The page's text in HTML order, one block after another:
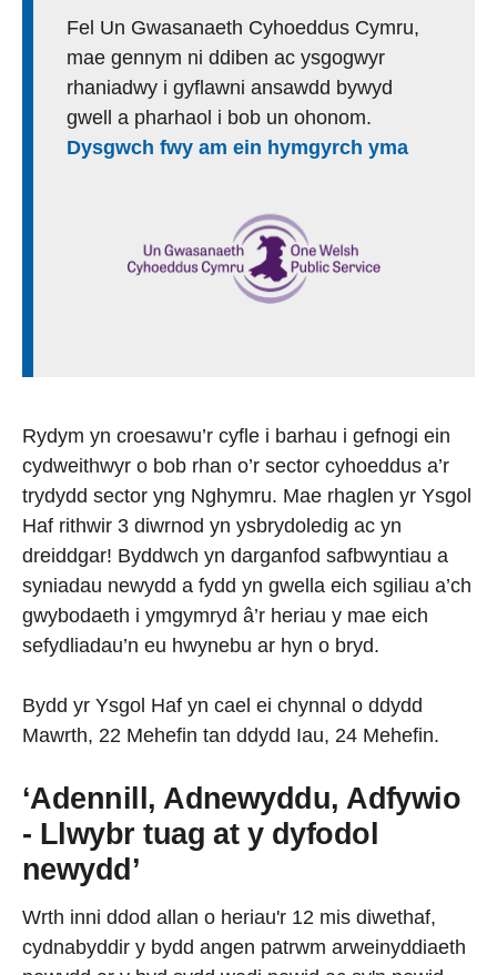
Fel Un Gwasanaeth Cyhoeddus Cymru,
mae gennym ni ddiben ac ysgogwyr
rhaniadwy i gyflawni ansawdd bywyd
gwell a pharhaol i bob un ohonom.
Dysgwch fwy am ein hymgyrch yma
Rydym yn croesawu’r cyfle i barhau i gefnogi ein
cydweithwyr o bob rhan o’r sector cyhoeddus a’r
trydydd sector yng Nghymru. Mae rhaglen yr Ysgol
Haf rithwir 3 diwrnod yn ysbrydoledig ac yn
dreiddgar! Byddwch yn darganfod safbwyntiau a
syniadau newydd a fydd yn gwella eich sgiliau a’ch
gwybodaeth i ymgymryd â’r heriau y mae eich
sefydliadau’n eu hwynebu ar hyn o bryd.
Bydd yr Ysgol Haf yn cael ei chynnal o ddydd
Mawrth, 22 Mehefin tan ddydd Iau, 24 Mehefin.
‘Adennill, Adnewyddu, Adfywio
- Llwybr tuag at y dyfodol
newydd’
Wrth inni ddod allan o heriau'r 12 mis diwethaf,
cydnabyddir y bydd angen patrwm arweinyddiaeth